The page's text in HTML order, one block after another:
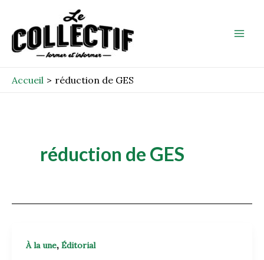
contenu
Accueil réduction de GES
réduction de GES
À la une, Éditorial